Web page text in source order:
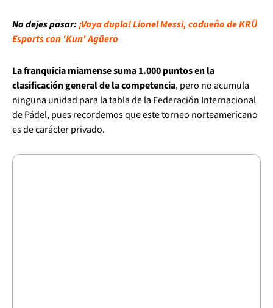
No dejes pasar:¡Vaya dupla! Lionel Messi, codueño de KRÜ
Esports con 'Kun' Agüero
La franquicia miamense suma 1.000 puntos en la
clasificación general de la competencia, pero no acumula
ninguna unidad para la tabla de la Federación Internacional
de Pádel, pues recordemos que este torneo norteamericano
es de carácter privado.